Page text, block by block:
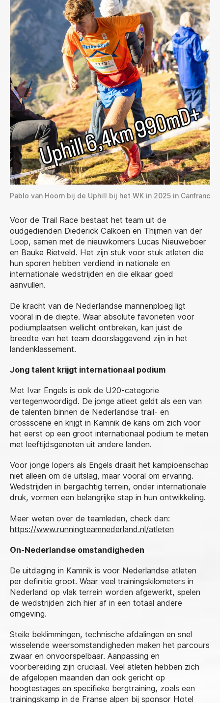
Pablo van Hoorn bij de Uphill bij het WK in 2025 in Canfranc
Voor de Trail Race bestaat het team uit de
oudgedienden Diederick Calkoen en Thijmen van der
Loop, samen met de nieuwkomers Lucas Nieuweboer
en Bauke Rietveld. Het zijn stuk voor stuk atleten die
hun sporen hebben verdiend in nationale en
internationale wedstrijden en die elkaar goed
aanvullen.
De kracht van de Nederlandse mannenploeg ligt
vooral in de diepte. Waar absolute favorieten voor
podiumplaatsen wellicht ontbreken, kan juist de
breedte van het team doorslaggevend zijn in het
landenklassement.
Jong talent krijgt internationaal podium
Met Ivar Engels is ook de U20-categorie
vertegenwoordigd. De jonge atleet geldt als een van
de talenten binnen de Nederlandse trail- en
crossscene en krijgt in Kamnik de kans om zich voor
het eerst op een groot internationaal podium te meten
met leeftijdsgenoten uit andere landen.
Voor jonge lopers als Engels draait het kampioenschap
niet alleen om de uitslag, maar vooral om ervaring.
Wedstrijden in bergachtig terrein, onder internationale
druk, vormen een belangrijke stap in hun ontwikkeling.
Meer weten over de teamleden, check dan:
https://www.runningteamnederland.nl/atleten
On-Nederlandse omstandigheden
De uitdaging in Kamnik is voor Nederlandse atleten
per definitie groot. Waar veel trainingskilometers in
Nederland op vlak terrein worden afgewerkt, spelen
de wedstrijden zich hier af in een totaal andere
omgeving.
Steile beklimmingen, technische afdalingen en snel
wisselende weersomstandigheden maken het parcours
zwaar en onvoorspelbaar. Aanpassing en
voorbereiding zijn cruciaal. Veel atleten hebben zich
de afgelopen maanden dan ook gericht op
hoogtestages en specifieke bergtraining, zoals een
trainingskamp in de Franse alpen bij sponsor Hotel